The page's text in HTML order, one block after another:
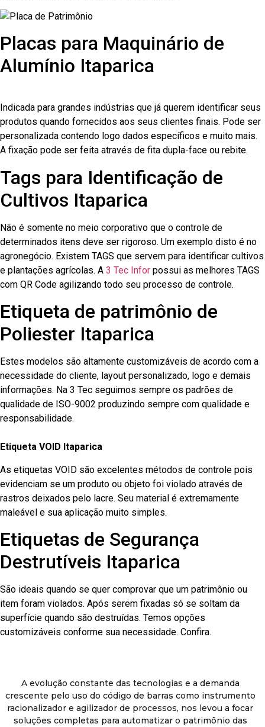
Placas para Maquinário de
Alumínio Itaparica
Indicada para grandes indústrias que já querem identificar seus
produtos quando fornecidos aos seus clientes finais. Pode ser
personalizada contendo logo dados específicos e muito mais.
A fixação pode ser feita através de fita dupla-face ou rebite.
Tags para Identificação de
Cultivos Itaparica
Não é somente no meio corporativo que o controle de
determinados itens deve ser rigoroso. Um exemplo disto é no
agronegócio. Existem TAGS que servem para identificar cultivos
e plantações agrícolas. A 3 Tec Infor possui as melhores TAGS
com QR Code agilizando todo seu processo de controle.
Etiqueta de patrimônio de
Poliester Itaparica
Estes modelos são altamente customizáveis de acordo com a
necessidade do cliente, layout personalizado, logo e demais
informações. Na 3 Tec seguimos sempre os padrões de
qualidade de ISO-9002 produzindo sempre com qualidade e
responsabilidade.
Etiqueta VOID Itaparica
As etiquetas VOID são excelentes métodos de controle pois
evidenciam se um produto ou objeto foi violado através de
rastros deixados pelo lacre. Seu material é extremamente
maleável e sua aplicação muito simples.
Etiquetas de Segurança
Destrutíveis Itaparica
São ideais quando se quer comprovar que um patrimônio ou
item foram violados. Após serem fixadas só se soltam da
superfície quando são destruídas. Temos opções
customizáveis conforme sua necessidade. Confira.
A evolução constante das tecnologias e a demanda
crescente pelo uso do código de barras como instrumento
racionalizador e agilizador de processos, nos levou a focar
soluções completas para automatizar o patrimônio das